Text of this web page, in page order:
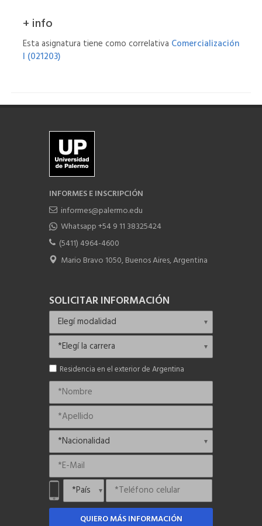
+ info
Esta asignatura tiene como correlativa Comercialización
I (021203)
INFORMES E INSCRIPCIÓN
informes@palermo.edu
Whatsapp +54 9 11 38325424
(5411) 4964-4600
Mario Bravo 1050, Buenos Aires, Argentina
SOLICITAR INFORMACIÓN
Residencia en el exterior de Argentina
QUIERO MÁS INFORMACIÓN